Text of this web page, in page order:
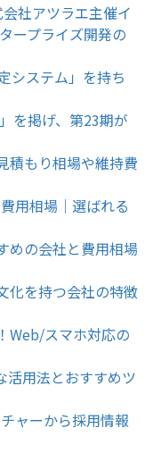
社アツラエ主催イ
ープライズ開発の
システム」を持ち
を掲げ、第23期が
積もり相場や維持費
用相場｜選ばれる
めの会社と費用相場
化を持つ会社の特徴
Web/スマホ対応の
活用法とおすすめツ
ャーから採用情報